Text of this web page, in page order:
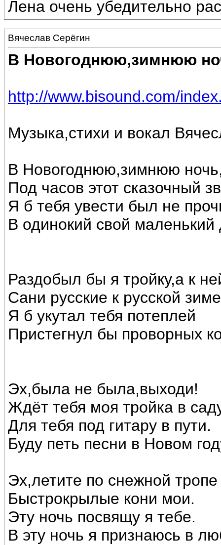
Лена очень убедительно
Вячеслав Серёгин
В Новогоднюю,зимнюю
http://www.bisound.com/
Музыка,стихи и вокал
В Новогоднюю,зимнюю
Под часов этот сказочный
Я б тебя увести был не
В одинокий свой
Раздобыл бы я тройку,а к
Сани русские к русской
Я б укутал тебя потеплей
Пристегнул бы проворных
Эх,была не была,выходи!
Ждёт тебя моя тройка в
Для тебя под гитару в пути.
Буду петь песни в Новом
Эх,летите по снежной тропе
Быстрокрылые кони мои.
Эту ночь посвящу я тебе.
В эту ночь я признаюсь в